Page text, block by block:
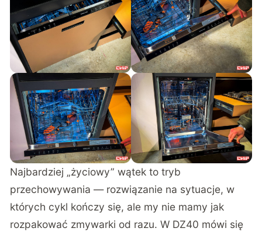
Najbardziej „życiowy” wątek to tryb
przechowywania — rozwiązanie na sytuacje, w
których cykl kończy się, ale my nie mamy jak
rozpakować zmywarki od razu. W DZ40 mówi się